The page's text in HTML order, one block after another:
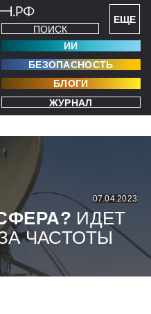
ЕЩЕ
ПОИСК
ИИ
БЕЗОПАСНОСТЬ
БЛОГИ
ЖУРНАЛ
07.04.2023
ИДЕТ
ЧАСТОТЫ